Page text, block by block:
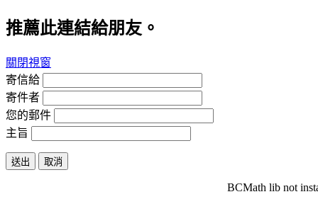
推薦此連結給朋友。
關閉視窗
寄信給
寄件者
您的郵件
主旨
送出 取消
BCMath lib not